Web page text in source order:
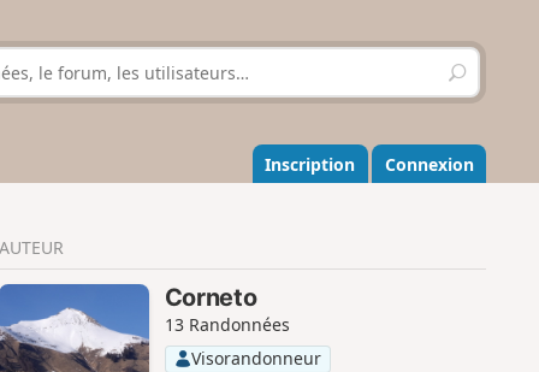
R
e
h
e
r
r
Inscription Connexion
AUTEUR
Corneto
13 Randonnées
Visorandonneur